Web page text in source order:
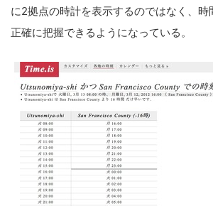
に2拠点の時計を表示するのではなく、時
正確に把握できるようになっている。